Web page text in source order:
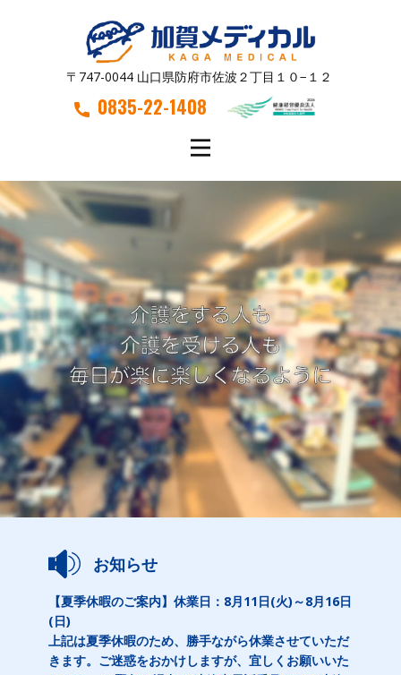
〒747-0044 山口県防府市佐波２丁目１０−１２
0835-22-1408
お知らせ
【夏季休暇のご案内】休業日：8月11日(火)～8月16日
(日)
上記は夏季休暇のため、勝手ながら休業させていただ
きます。ご迷惑をおかけしますが、宜しくお願いいた